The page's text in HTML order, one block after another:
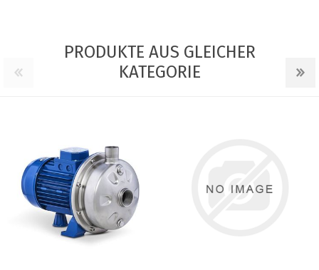
PRODUKTE AUS GLEICHER
KATEGORIE